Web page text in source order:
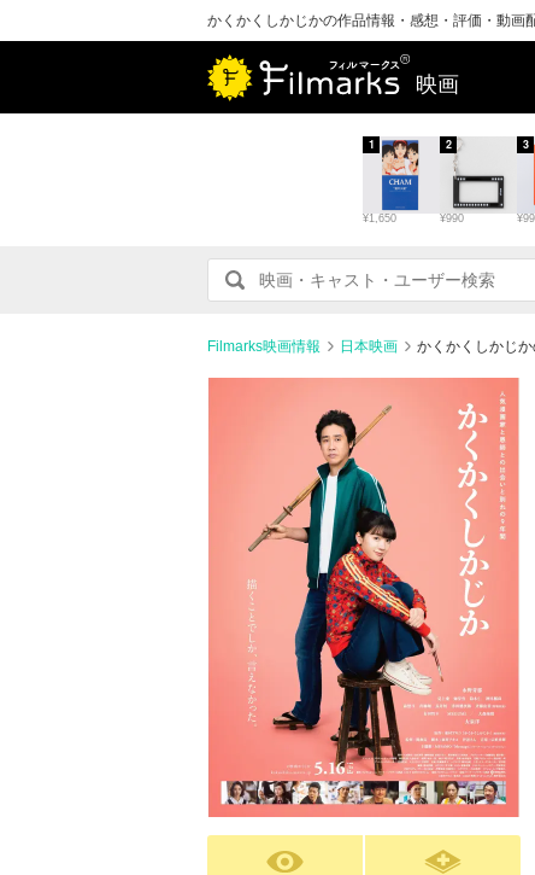
かくかくしかじかの作品情報・感想・評価・動画
映画
¥1,650
1
¥990
2 3
Filmarks映画情報 日本映画 かくかくしかじ